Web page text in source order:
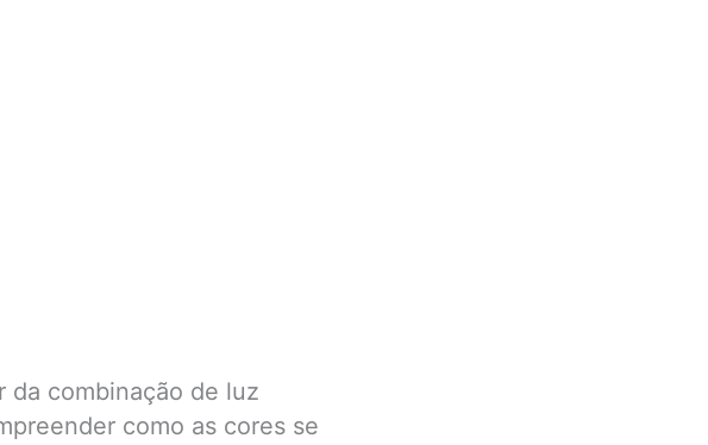
da combinação de luz
como as cores se